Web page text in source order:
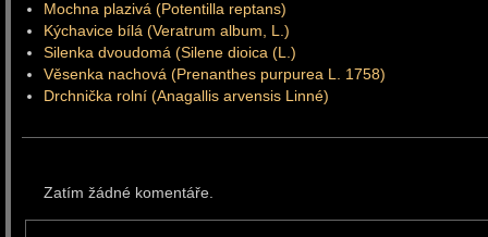
Mochna plazivá (Potentilla reptans)
Kýchavice bílá (Veratrum album, L.)
Silenka dvoudomá (Silene dioica (L.)
Věsenka nachová (Prenanthes purpurea L. 1758)
Drchnička rolní (Anagallis arvensis Linné)
Zatím žádné komentáře.